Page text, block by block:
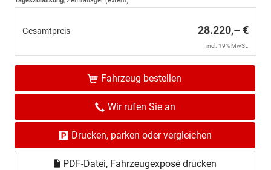
Gesamtpreis 28.220,– €
incl. 19% MwSt.
Fahrzeug bestellen
Wir rufen Sie an
Drucken, parken oder vergleichen
PDF-Datei, Fahrzeugexposé drucken